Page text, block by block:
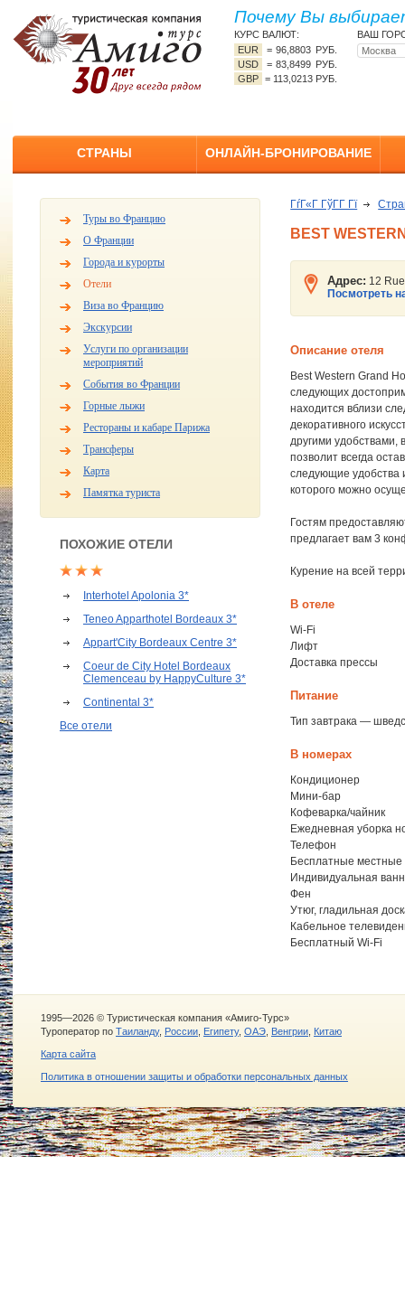
Почему Вы
КУРС ВАЛЮТ:
EUR
=96,8803 РУБ.
USD
=83,8499 РУБ.
GBP = 113,0213 РУБ.
ВАШ
СТРАНЫ ОНЛАЙН-БРОНИРОВАНИЕ
Туры во Францию
О Франции
Города и курорты
Отели
Виза во Францию
Экскурсии
Услуги по организации
мероприятий
События во Франции
Горные лыжи
Рестораны и кабаре Парижа
Трансферы
Карта
Памятка туриста
ПОХОЖИЕ ОТЕЛИ
Interhotel Apolonia 3*
Teneo Apparthotel Bordeaux 3*
Appart'City Bordeaux Centre 3*
Coeur de City Hotel Bordeaux
Clemenceau by HappyCulture 3*
Continental 3*
Все отели
ГѓГ«Г ГўГ­Г Гї
BEST
Адрес: 12
Посмотреть
Описание отеля
Best Western Grand
следующих
находится вблизи
декоративного
другими удобствами,
позволит всегда
следующие удобства
которого можно
Гостям
предлагает вам 3
Курение на всей
В отеле
Wi-Fi
Лифт
Доставка прессы
Питание
Тип завтрака —
В номерах
Кондиционер
Мини-бар
Кофеварка/чайник
Ежедневная уборка
Телефон
Бесплатные местные
Индивидуальная
Фен
Утюг, гладильная
Кабельное
Бесплатный Wi-Fi
1995—2026 © Туристическая компания «Амиго-Турс»
Туроператор по Таиланду, России Египету, ОАЭ Венгрии Китаю
Карта сайта
Политика в отношении защиты и обработки персональных данных